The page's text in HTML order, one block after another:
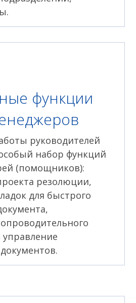
функции
руководителей
набор функций
(помощников):
резолюции,
для быстрого